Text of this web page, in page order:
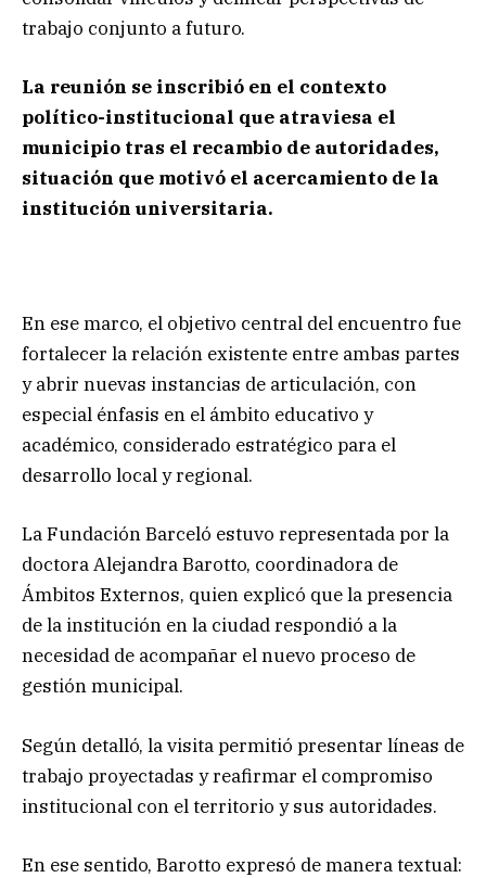
trabajo conjunto a futuro.
La reunión se inscribió en el contexto
político-institucional que atraviesa el
municipio tras el recambio de autoridades,
situación que motivó el acercamiento de la
institución universitaria.
En ese marco, el objetivo central del encuentro fue
fortalecer la relación existente entre ambas partes
y abrir nuevas instancias de articulación, con
especial énfasis en el ámbito educativo y
académico, considerado estratégico para el
desarrollo local y regional.
La Fundación Barceló estuvo representada por la
doctora Alejandra Barotto, coordinadora de
Ámbitos Externos, quien explicó que la presencia
de la institución en la ciudad respondió a la
necesidad de acompañar el nuevo proceso de
gestión municipal.
Según detalló, la visita permitió presentar líneas de
trabajo proyectadas y reafirmar el compromiso
institucional con el territorio y sus autoridades.
En ese sentido, Barotto expresó de manera textual: